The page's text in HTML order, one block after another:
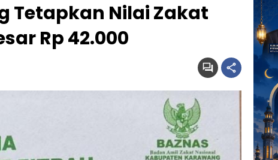
Tetapkan Nilai Zakat
Rp 42.000